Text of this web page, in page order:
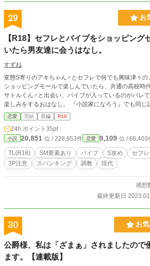
29 お
【R18】セフレとバイブをショッピング
いたら男友達に会うはなし。
すずね
変態S寄りのアキちゃん♂とセフレで何でも興味津々
ショッピングモールで楽しんでいたら、共通の高校時
サトルくん♂と出会い、バイブが入っているのがバ
楽しみをするおはなし。 『小説家になろう
恋愛 完結 長編 R18
24h.ポイント 35pt
小説 20,851 位 / 228,953件 恋愛 9,109 位 / 66,403
TL(R18) SM要素あり バイブ S攻め
セフ
3P注意
スパンキング 調教 現代
感想
最終更新日
30 お
公爵様、私は「ざまぁ」されましたので
ます。【連載版】